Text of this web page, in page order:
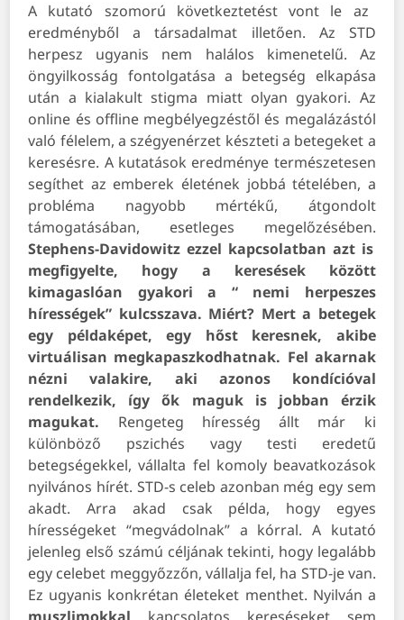
A kutató szomorú következtetést vont le az
eredményből a társadalmat illetően. Az STD
herpesz ugyanis nem halálos kimenetelű. Az
öngyilkosság fontolgatása a betegség elkapása
után a kialakult stigma miatt olyan gyakori. Az
online és offline megbélyegzéstől és megalázástól
való félelem, a szégyenérzet készteti a betegeket a
keresésre. A kutatások eredménye természetesen
segíthet az emberek életének jobbá tételében, a
probléma nagyobb mértékű, átgondolt
támogatásában, esetleges megelőzésében.
Stephens-Davidowitz ezzel kapcsolatban azt is
megfigyelte, hogy a keresések között
kimagaslóan gyakori a “ nemi herpeszes
hírességek” kulcsszava. Miért? Mert a betegek
egy példaképet, egy hőst keresnek, akibe
virtuálisan megkapaszkodhatnak. Fel akarnak
nézni valakire, aki azonos kondícióval
rendelkezik, így ők maguk is jobban érzik
magukat. Rengeteg híresség állt már ki
különböző pszichés vagy testi eredetű
betegségekkel, vállalta fel komoly beavatkozások
nyilvános hírét. STD-s celeb azonban még egy sem
akadt. Arra akad csak példa, hogy egyes
hírességeket “megvádolnak” a kórral. A kutató
jelenleg első számú céljának tekinti, hogy legalább
egy celebet meggyőzzőn, vállalja fel, ha STD-je van.
Ez ugyanis konkrétan életeket menthet. Nyilván a